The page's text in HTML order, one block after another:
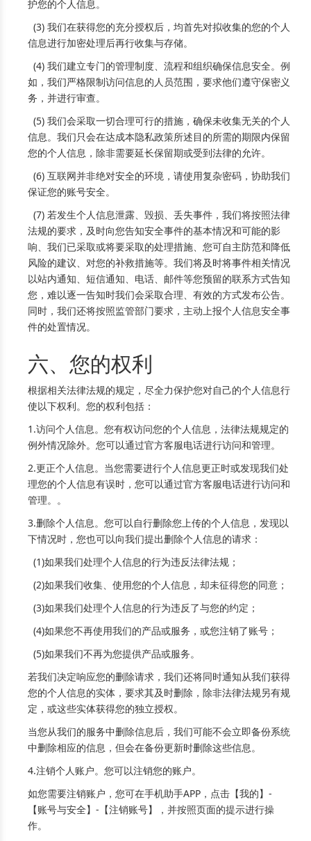
护您的个人信息。
(3) 我们在获得您的充分授权后，均首先对拟收集的您的个人
信息进行加密处理后再行收集与存储。
(4) 我们建立专门的管理制度、流程和组织确保信息安全。例
如，我们严格限制访问信息的人员范围，要求他们遵守保密义
务，并进行审查。
(5) 我们会采取一切合理可行的措施，确保未收集无关的个人
信息。我们只会在达成本隐私政策所述目的所需的期限内保留
您的个人信息，除非需要延长保留期或受到法律的允许。
(6) 互联网并非绝对安全的环境，请使用复杂密码，协助我们
保证您的账号安全。
(7) 若发生个人信息泄露、毁损、丢失事件，我们将按照法律
法规的要求，及时向您告知安全事件的基本情况和可能的影
响、我们已采取或将要采取的处理措施、您可自主防范和降低
风险的建议、对您的补救措施等。我们将及时将事件相关情况
以站内通知、短信通知、电话、邮件等您预留的联系方式告知
您，难以逐一告知时我们会采取合理、有效的方式发布公告。
同时，我们还将按照监管部门要求，主动上报个人信息安全事
件的处置情况。
六、您的权利
根据相关法律法规的规定，尽全力保护您对自己的个人信息行
使以下权利。您的权利包括：
1.访问个人信息。您有权访问您的个人信息，法律法规规定的
例外情况除外。您可以通过官方客服电话进行访问和管理。
2.更正个人信息。当您需要进行个人信息更正时或发现我们处
理您的个人信息有误时，您可以通过官方客服电话进行访问和
管理。。
3.删除个人信息。您可以自行删除您上传的个人信息，发现以
下情况时，您也可以向我们提出删除个人信息的请求：
(1)如果我们处理个人信息的行为违反法律法规；
(2)如果我们收集、使用您的个人信息，却未征得您的同意；
(3)如果我们处理个人信息的行为违反了与您的约定；
(4)如果您不再使用我们的产品或服务，或您注销了账号；
(5)如果我们不再为您提供产品或服务。
若我们决定响应您的删除请求，我们还将同时通知从我们获得
您的个人信息的实体，要求其及时删除，除非法律法规另有规
定，或这些实体获得您的独立授权。
当您从我们的服务中删除信息后，我们可能不会立即备份系统
中删除相应的信息，但会在备份更新时删除这些信息。
4.注销个人账户。您可以注销您的账户。
如您需要注销账户，您可在手机助手APP，点击【我的】-
【账号与安全】-【注销账号】，并按照页面的提示进行操
作。